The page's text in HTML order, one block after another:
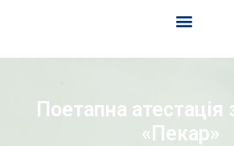
Поетапна атестація
«Пекар»